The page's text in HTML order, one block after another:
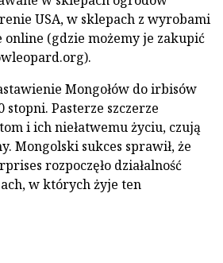
USA, w sklepach z wyrobami
online (gdzie możemy je zakupić
Mongołów do irbisów
stopni. Pasterze szczerze
i ich niełatwemu życiu, czują
Mongolski sukces sprawił, że
rozpoczęło działalność
w których żyje ten